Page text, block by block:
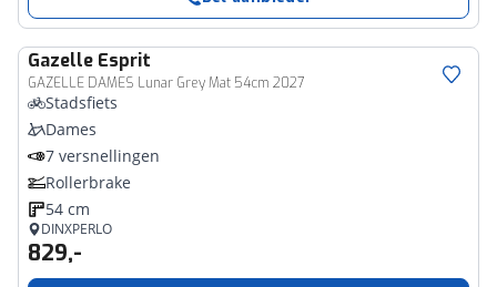
Gazelle Esprit
GAZELLE DAMES Lunar Grey Mat 54cm 2027
Stadsfiets
Dames
7 versnellingen
Rollerbrake
54 cm
DINXPERLO
829,-